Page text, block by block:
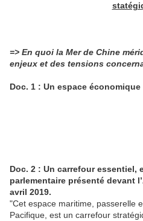
=> En quoi la Mer de Chine
enjeux et des tensions
Doc. 1 : Un espace
Doc. 2 : Un carrefour essentiel,
parlementaire présenté devant
avril 2019.
"Cet espace maritime, passerelle
Pacifique, est un carrefour